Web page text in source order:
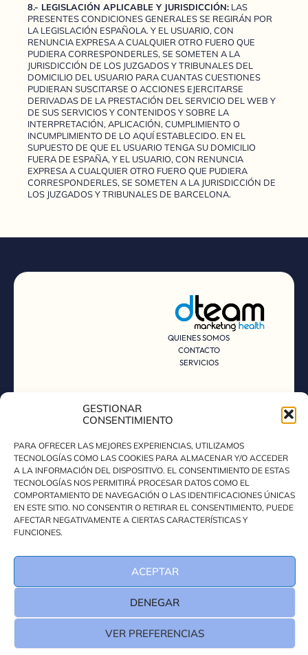
GESTIONAR
CONSENTIMIENTO
PARA OFRECER LAS MEJORES EXPERIENCIAS, UTILIZAMOS
TECNOLOGÍAS COMO LAS COOKIES PARA ALMACENAR Y/O ACCEDER
A LA INFORMACIÓN DEL DISPOSITIVO. EL CONSENTIMIENTO DE ESTAS
TECNOLOGÍAS NOS PERMITIRÁ PROCESAR DATOS COMO EL
COMPORTAMIENTO DE NAVEGACIÓN O LAS IDENTIFICACIONES ÚNICAS
EN ESTE SITIO. NO CONSENTIR O RETIRAR EL CONSENTIMIENTO, PUEDE
AFECTAR NEGATIVAMENTE A CIERTAS CARACTERÍSTICAS Y
FUNCIONES.
ACEPTAR
DENEGAR
VER PREFERENCIAS
8.- LEGISLACIÓN APLICABLE Y JURISDICCIÓN: LAS
PRESENTES CONDICIONES GENERALES SE REGIRÁN POR
LA LEGISLACIÓN ESPAÑOLA. Y EL USUARIO, CON
RENUNCIA EXPRESA A CUALQUIER OTRO FUERO QUE
PUDIERA CORRESPONDERLES, SE SOMETEN A LA
JURISDICCIÓN DE LOS JUZGADOS Y TRIBUNALES DEL
DOMICILIO DEL USUARIO PARA CUANTAS CUESTIONES
PUDIERAN SUSCITARSE O ACCIONES EJERCITARSE
DERIVADAS DE LA PRESTACIÓN DEL SERVICIO DEL WEB Y
DE SUS SERVICIOS Y CONTENIDOS Y SOBRE LA
INTERPRETACIÓN, APLICACIÓN, CUMPLIMIENTO O
INCUMPLIMIENTO DE LO AQUÍ ESTABLECIDO. EN EL
SUPUESTO DE QUE EL USUARIO TENGA SU DOMICILIO
FUERA DE ESPAÑA, Y EL USUARIO, CON RENUNCIA
EXPRESA A CUALQUIER OTRO FUERO QUE PUDIERA
CORRESPONDERLES, SE SOMETEN A LA JURISDICCIÓN DE
LOS JUZGADOS Y TRIBUNALES DE BARCELONA.
QUIENES SOMOS
CONTACTO
SERVICIOS
VALENCIA. AYUDAMOS A CLÍNICAS Y PROFESIONALES A CRECER
CON SEO, ADS, REDES SOCIALES Y DISEÑO WEB CUMPLIENDO
NORMATIVA SANITARIA Y DE PROTECCIÓN DE DATOS.
POLÍTICA DE PRIVACIDAD
POLÍTICA DE COOKIES
AVISO LEGAL
ESTUDIO